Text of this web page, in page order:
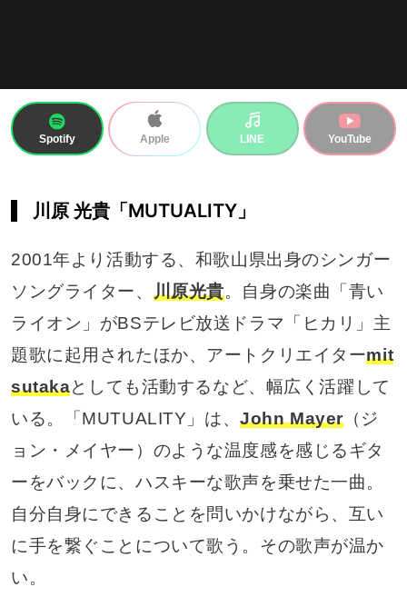
Spotify Apple LINE YouTube
川原 光貴「MUTUALITY」
2001年より活動する、和歌山県出身のシンガー
ソングライター、 川原光貴。自身の楽曲「青い
ライオン」がBSテレビ放送ドラマ「ヒカリ」主
題歌に起用されたほか、アートクリエイターmit
sutakaとしても活動するなど、幅広く活躍して
いる。「MUTUALITY」は、John Mayer（ジ
ョン・メイヤー）のような温度感を感じるギタ
ーをバックに、ハスキーな歌声を乗せた一曲。
自分自身にできることを問いかけながら、互い
に手を繋ぐことについて歌う。その歌声が温か
い。